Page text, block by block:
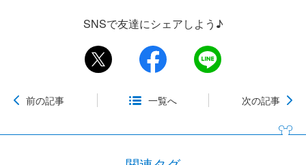
SNSで友達にシェアしよう♪
前の記事 一覧へ 次の記事